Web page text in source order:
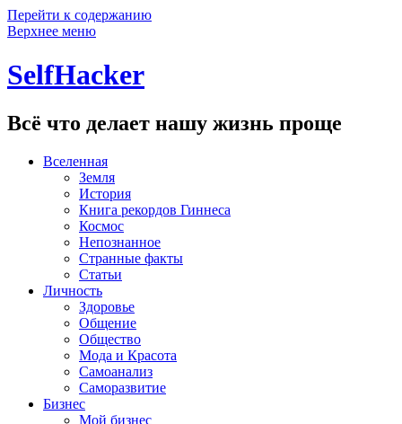
Перейти к содержанию
Верхнее меню
SelfHacker
Всё что делает нашу жизнь проще
Вселенная
Земля
История
Книга рекордов Гиннеса
Космос
Непознанное
Странные факты
Статьи
Личность
Здоровье
Общение
Общество
Мода и Красота
Самоанализ
Саморазвитие
Бизнес
Мой бизнес